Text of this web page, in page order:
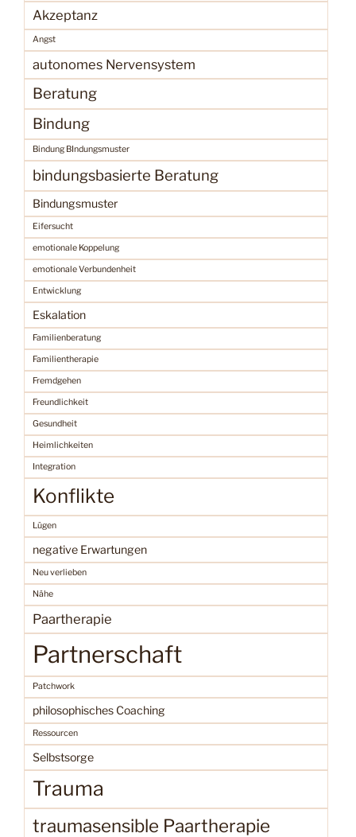
Akzeptanz
Angst
autonomes Nervensystem
Beratung
Bindung
Bindung BIndungsmuster
bindungsbasierte Beratung
Bindungsmuster
Eifersucht
emotionale Koppelung
emotionale Verbundenheit
Entwicklung
Eskalation
Familienberatung
Familientherapie
Fremdgehen
Freundlichkeit
Gesundheit
Heimlichkeiten
Integration
Konflikte
Lügen
negative Erwartungen
Neu verlieben
Nähe
Paartherapie
Partnerschaft
Patchwork
philosophisches Coaching
Ressourcen
Selbstsorge
Trauma
traumasensible Paartherapie